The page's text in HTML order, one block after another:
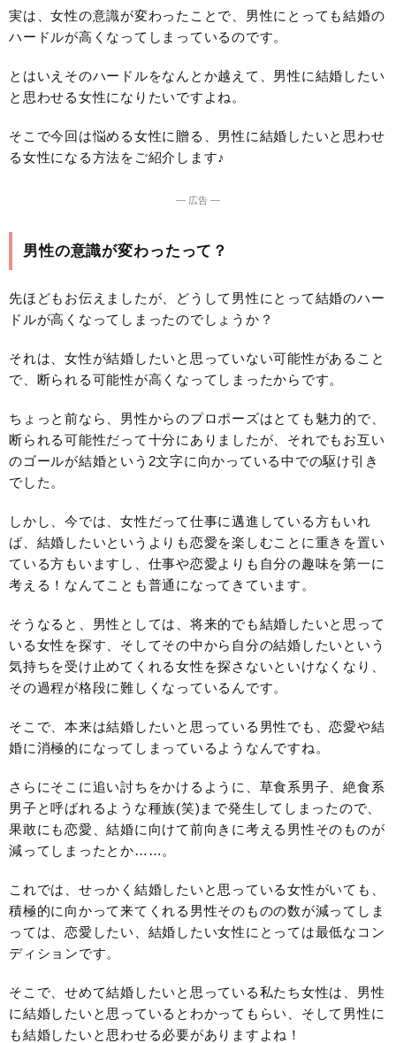
実は、女性の意識が変わったことで、男性にとっても結婚の
ハードルが高くなってしまっているのです。
とはいえそのハードルをなんとか越えて、男性に結婚したい
と思わせる女性になりたいですよね。
そこで今回は悩める女性に贈る、男性に結婚したいと思わせ
る女性になる方法をご紹介します♪
― 広告 ―
男性の意識が変わったって？
先ほどもお伝えましたが、どうして男性にとって結婚のハー
ドルが高くなってしまったのでしょうか？
それは、女性が結婚したいと思っていない可能性があること
で、断られる可能性が高くなってしまったからです。
ちょっと前なら、男性からのプロポーズはとても魅力的で、
断られる可能性だって十分にありましたが、それでもお互い
のゴールが結婚という2文字に向かっている中での駆け引き
でした。
しかし、今では、女性だって仕事に邁進している方もいれ
ば、結婚したいというよりも恋愛を楽しむことに重きを置い
ている方もいますし、仕事や恋愛よりも自分の趣味を第一に
考える！なんてことも普通になってきています。
そうなると、男性としては、将来的でも結婚したいと思って
いる女性を探す、そしてその中から自分の結婚したいという
気持ちを受け止めてくれる女性を探さないといけなくなり、
その過程が格段に難しくなっているんです。
そこで、本来は結婚したいと思っている男性でも、恋愛や結
婚に消極的になってしまっているようなんですね。
さらにそこに追い討ちをかけるように、草食系男子、絶食系
男子と呼ばれるような種族(笑)まで発生してしまったので、
果敢にも恋愛、結婚に向けて前向きに考える男性そのものが
減ってしまったとか……。
これでは、せっかく結婚したいと思っている女性がいても、
積極的に向かって来てくれる男性そのものの数が減ってしま
っては、恋愛したい、結婚したい女性にとっては最低なコン
ディションです。
そこで、せめて結婚したいと思っている私たち女性は、男性
に結婚したいと思っているとわかってもらい、そして男性に
も結婚したいと思わせる必要がありますよね！